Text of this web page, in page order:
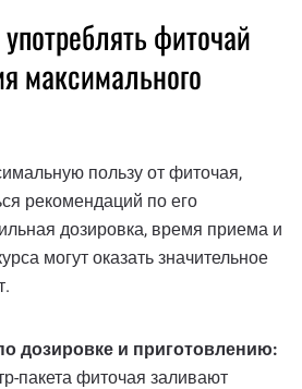
фиточай
максимального
пользу от фиточая,
рекомендаций по его
дозировка, время приема и
могут оказать значительное
дозировке и приготовлению:
пакета фиточая заливают